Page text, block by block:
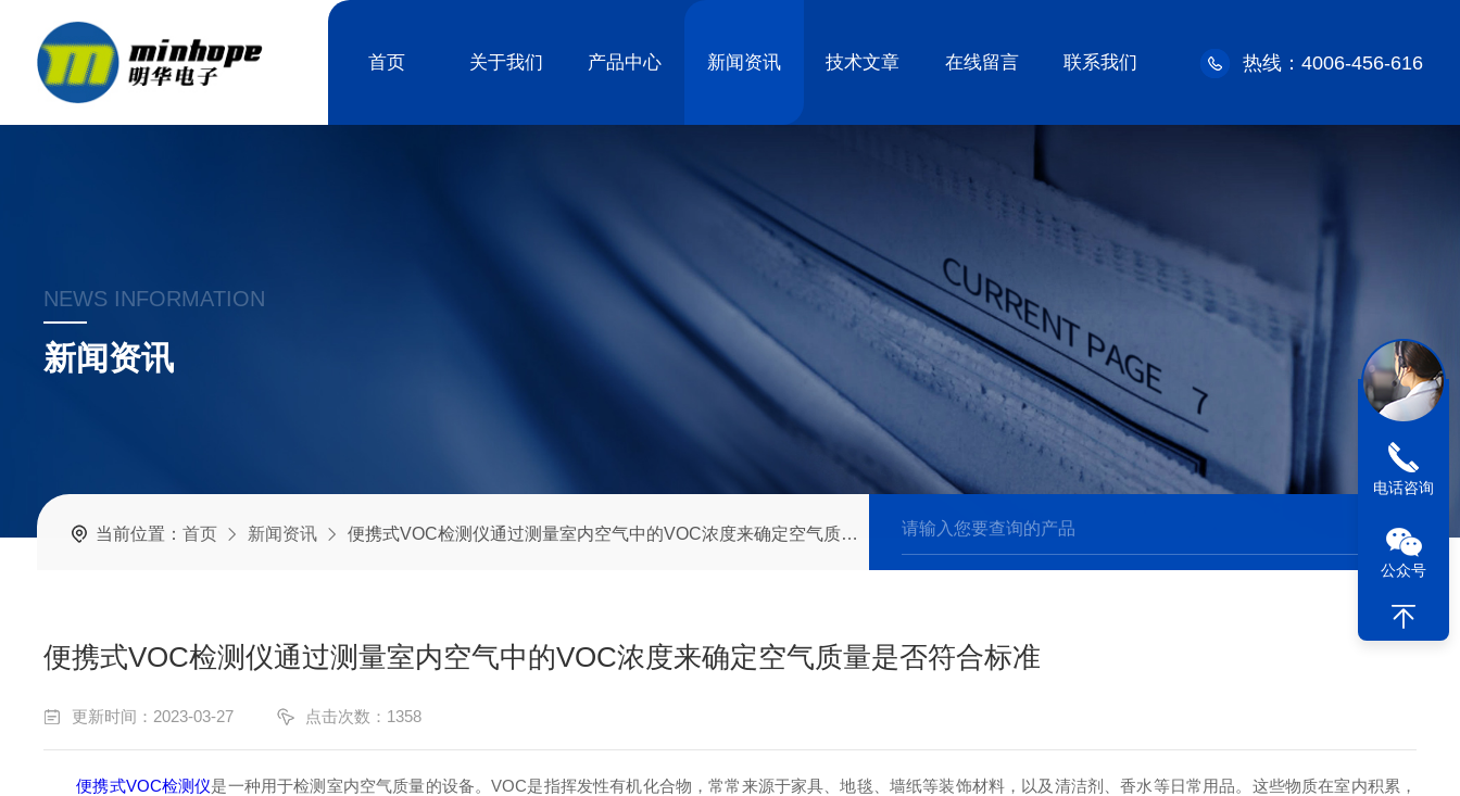
首页 关于我们 产品中心 新闻资讯 技术文章 在线留言 联系我们 热线：4006-456-616
NEWS INFORMATION
新闻资讯
当前位置： 首页 新闻资讯 便携式VOC检测仪通过测量室内空气中的VOC浓度来确定空气质量是否符合标准
便携式VOC检测仪通过测量室内空气中的VOC浓度来确定空气质量是否符合标准
更新时间：2023-03-27 点击次数：1358
便携式VOC检测仪是一种用于检测室内空气质量的设备。VOC是指挥发性有机化合物，常常来源于家具、地毯、墙纸等装饰材料，以及清洁剂、香水等日常用品。这些物质在室内积累，
电话咨询
公众号